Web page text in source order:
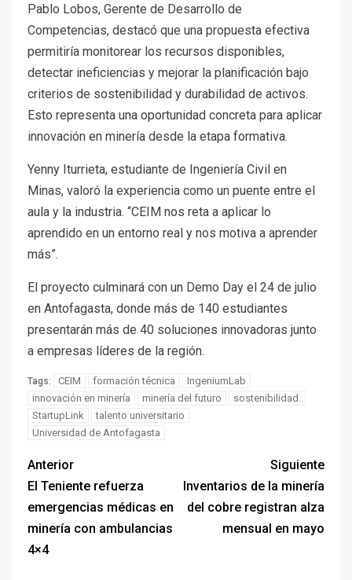
Pablo Lobos, Gerente de Desarrollo de
Competencias, destacó que una propuesta efectiva
permitiría monitorear los recursos disponibles,
detectar ineficiencias y mejorar la planificación bajo
criterios de sostenibilidad y durabilidad de activos.
Esto representa una oportunidad concreta para aplicar
innovación en minería desde la etapa formativa.
Yenny Iturrieta, estudiante de Ingeniería Civil en
Minas, valoró la experiencia como un puente entre el
aula y la industria. “CEIM nos reta a aplicar lo
aprendido en un entorno real y nos motiva a aprender
más”.
El proyecto culminará con un Demo Day el 24 de julio
en Antofagasta, donde más de 140 estudiantes
presentarán más de 40 soluciones innovadoras junto
a empresas líderes de la región.
Tags: CEIM formación técnica
IngeniumLab
innovación en minería
minería del futuro
sostenibilidad.
StartupLink
talento universitario
Universidad de Antofagasta
Anterior
El Teniente refuerza
emergencias médicas en
minería con ambulancias
4×4
Siguiente
Inventarios de la minería
del cobre registran alza
mensual en mayo